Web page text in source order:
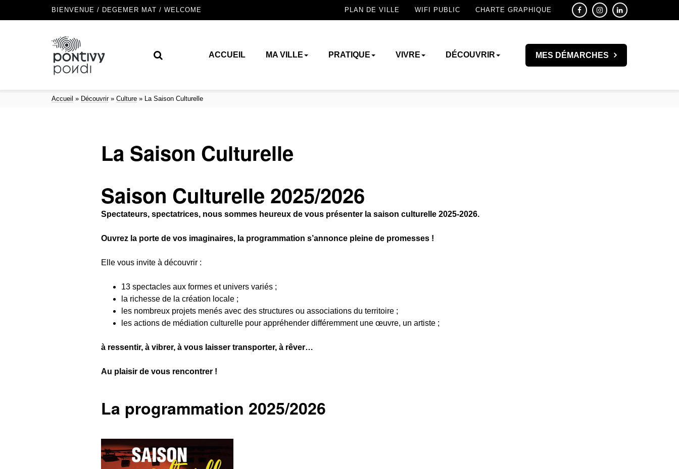
BIENVENUE / DEGEMER MAT / WELCOME PLAN DE VILLE WIFI PUBLIC CHARTE GRAPHIQUE
ACCUEIL MA VILLE PRATIQUE VIVRE DÉCOUVRIR MES DÉMARCHES
Accueil » Découvrir» Culture » La Saison Culturelle
La Saison Culturelle
Saison Culturelle 2025/2026
Spectateurs, spectatrices, nous sommes heureux de vous présenter la saison culturelle 2025-2026.
Ouvrez la porte de vos imaginaires, la programmation s’annonce pleine de promesses !
Elle vous invite à découvrir :
13 spectacles aux formes et univers variés ;
la richesse de la création locale ;
les nombreux projets menés avec des structures ou associations du territoire ;
les actions de médiation culturelle pour appréhender différemment une œuvre, un artiste ;
à ressentir, à vibrer, à vous laisser transporter, à rêver…
Au plaisir de vous rencontrer !
La programmation 2025/2026